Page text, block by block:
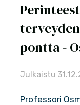
pontta -
Julkaistu
Professori